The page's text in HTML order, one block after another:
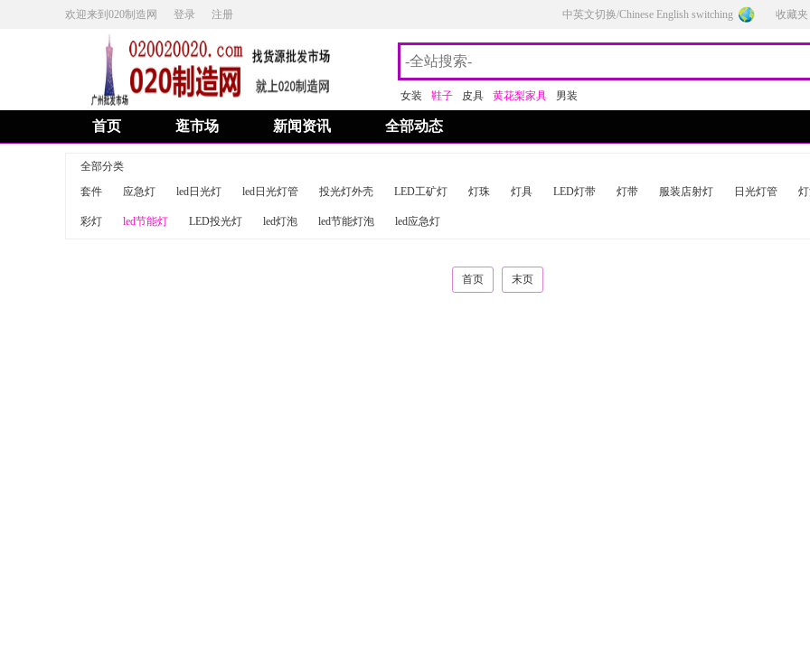
欢迎来到020制造网 登录 注册 中英文切换/Chinese English switching 收藏夹
女装 鞋子 皮具 黄花梨家具 男装
首页 逛市场 新闻资讯 全部动态
全部分类
套件
应急灯 led日光灯 led日光灯管 投光灯外壳 LED工矿灯 灯珠 灯具 LED灯带 灯带 服装店射灯 日光灯管
彩灯 led节能灯 LED投光灯 led灯泡 led节能灯泡 led应急灯
首页 末页